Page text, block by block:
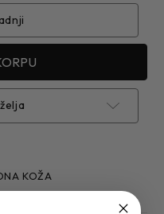
KOŽA